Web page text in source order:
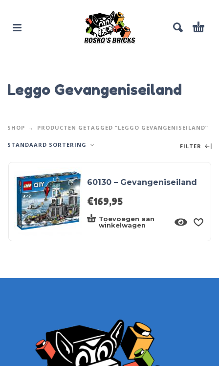
Leggo Gevangeniseiland
SHOP PRODUCTEN GETAGGED “LEGGO GEVANGENISEILAND”
STANDAARD SORTERING FILTER
60130 – Gevangeniseiland
€169,95
Toevoegen aan
winkelwagen